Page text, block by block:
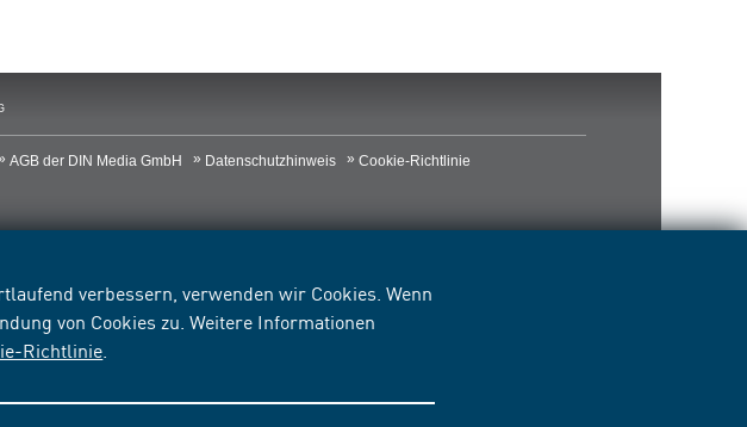
verbessern, verwenden wir Cookies. Wenn
von Cookies zu. Weitere Informationen
Richtlinie
AGB der DIN Media GmbH Datenschutzhinweis
Cookie-Richtlinie